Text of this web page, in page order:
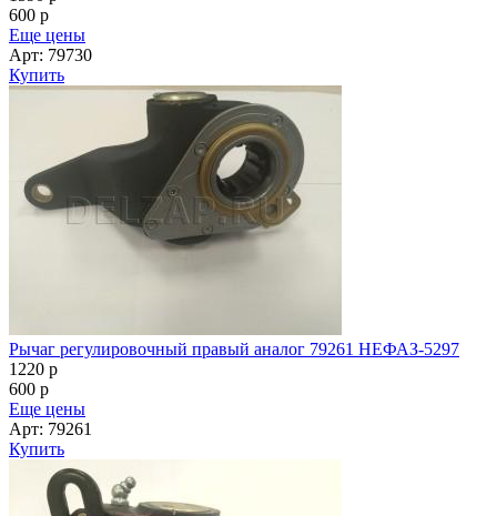
Рычаг регулировочный правый аналог 79261 НЕФАЗ-5297
1220p
600p
Еще цены
Арт: 79261
Рычаг регулировочный левый автом. широкий шлиц гнутый
а/м МАЗ 5440,544069,643068 МАЗ
1220 p
600p
Еще цены
Арт: 64226-3502135
Купить